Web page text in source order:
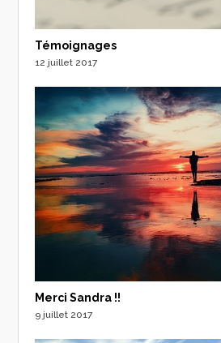
Témoignages
12 juillet 2017
Merci Sandra !!
9 juillet 2017